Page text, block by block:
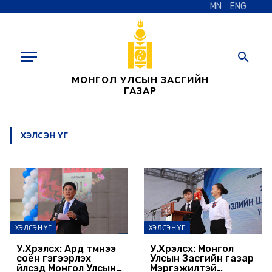
MN ENG
МОНГОЛ УЛСЫН ЗАСГИЙН
ГАЗАР
ХЭЛСЭН ҮГ
ХЭЛСЭН ҮГ
У.Хүрэлсүх: Ард түмнээ
соён гэгээрүүлэх
үйлсэд Монгол Улсын
ХЭЛСЭН ҮГ
У.Хүрэлсүх: Монгол
Улсын Засгийн газар
Мэргэжилтэй